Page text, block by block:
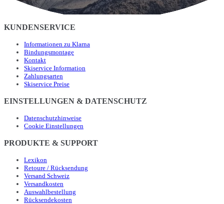
KUNDENSERVICE
Informationen zu Klarna
Bindungsmontage
Kontakt
Skiservice Information
Zahlungsarten
Skiservice Preise
EINSTELLUNGEN & DATENSCHUTZ
Datenschutzhinweise
Cookie Einstellungen
PRODUKTE & SUPPORT
Lexikon
Retoure / Rücksendung
Versand Schweiz
Versandkosten
Auswahlbestellung
Rücksendekosten